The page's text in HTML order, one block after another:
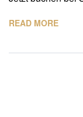
READ MORE